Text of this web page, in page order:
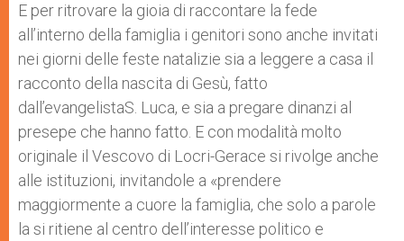
E per ritrovare la gioia di raccontare la fede
all’interno della famiglia i genitori sono anche invitati
nei giorni delle feste natalizie sia a leggere a casa il
racconto della nascita di Gesù, fatto
dall’evangelistaS. Luca, e sia a pregare dinanzi al
presepe che hanno fatto. E con modalità molto
originale il Vescovo di Locri-Gerace si rivolge anche
alle istituzioni, invitandole a «prendere
maggiormente a cuore la famiglia, che solo a parole
la si ritiene al centro dell’interesse politico e